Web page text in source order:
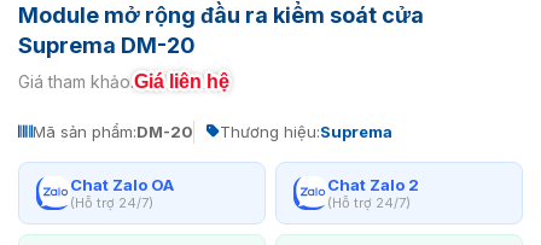
Module mở rộng đầu ra kiểm soát cửa
Suprema DM-20
Giá tham khảo:Giá liên hệ
Mã sản phẩm:DM-20 Thương hiệu:Suprema
Chat Zalo OA
(Hỗ trợ 24/7)
Chat Zalo 2
(Hỗ trợ 24/7)